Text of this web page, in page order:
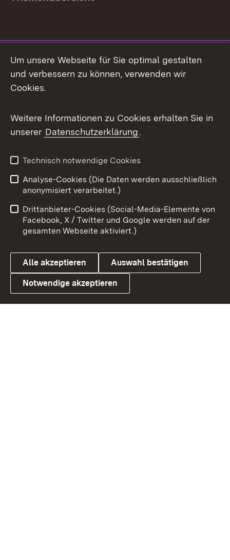
Facebook
X / Twitter
Youtube
Link zum Landesportal
Impressum
Kontakt
Barrierefreiheit
Datenschutz
Cookies
Um unsere Webseite für Sie optimal gestalten
und verbessern zu können, verwenden wir
Cookies.
Weitere Informationen zu Cookies erhalten Sie in
unserer Datenschutzerklärung.
Technisch notwendige Cookies
Analyse-Cookies (Die Daten werden ausschließlich
anonymisiert verarbeitet.)
Drittanbieter-Cookies (Social-Media-Elemente von
Facebook, X / Twitter und Google werden auf der
gesamten Webseite aktiviert.)
Alle akzeptieren Auswahl bestätigen
Notwendige akzeptieren